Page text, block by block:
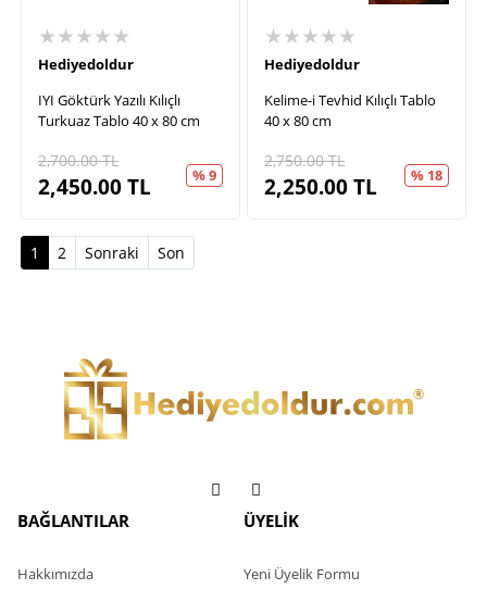
★★★★★
Hediyedoldur
IYI Göktürk Yazılı Kılıçlı
Turkuaz Tablo 40 x 80 cm
2,700.00TL
2,450.00TL % 9
★★★★★
Hediyedoldur
Kelime-i Tevhid Kılıçlı Tablo
40 x 80 cm
2,750.00TL
2,250.00TL % 18
1 (current)
2 Sonraki Son
BAĞLANTILAR
Hakkımızda
ÜYELİK
Yeni Üyelik Formu